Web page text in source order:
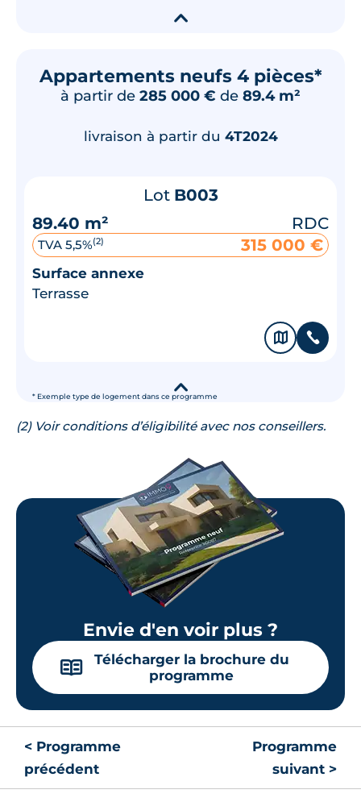
▾
Appartements neufs 4 pièces*
à partir de 285 000 € de 89.4 m²
* Exemple type de logement dans ce programme
livraison à partir du 4T2024
Lot B003
89.40 m²
RDC
TVA 5,5%(2) 315 000 €
Surface annexe
Terrasse
🗞 📞
▾
(2) Voir conditions d’éligibilité avec nos conseillers.
Envie d'en voir plus ?
📖
Télécharger la brochure du
programme
< Programme
précédent
Programme
suivant >